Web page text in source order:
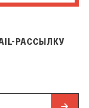
РАССЫЛКУ